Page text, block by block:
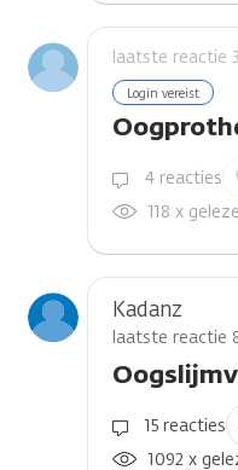
laatste reactie
Login vereist
4 reacties
118 x
Kadanz
laatste reactie
15 reacties
1092 x